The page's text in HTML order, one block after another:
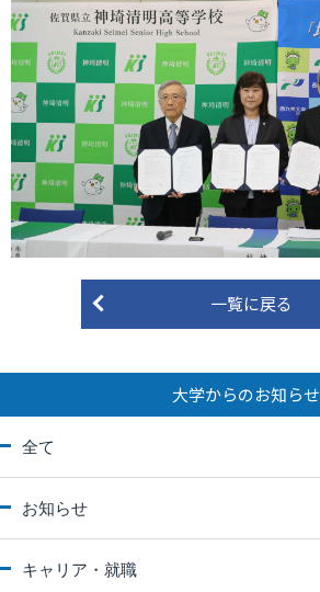
一覧に戻る
大学からのお知らせ
全て
お知らせ
キャリア・就職